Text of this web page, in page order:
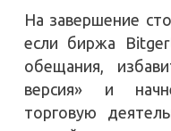
На завершение
если биржа
обещания,
версия» и
торговую